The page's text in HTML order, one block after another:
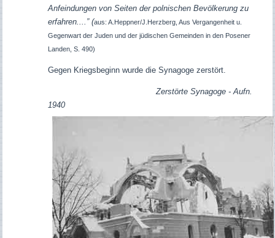
Anfeindungen von Seiten der polnischen Bevölkerung zu
erfahren....” (aus: A.Heppner/J.Herzberg, Aus Vergangenheit u.
Gegenwart der Juden und der jüdischen Gemeinden in den Posener
Landen, S. 490)
Gegen Kriegsbeginn wurde die Synagoge zerstört.
Zerstörte Synagoge - Aufn.
1940